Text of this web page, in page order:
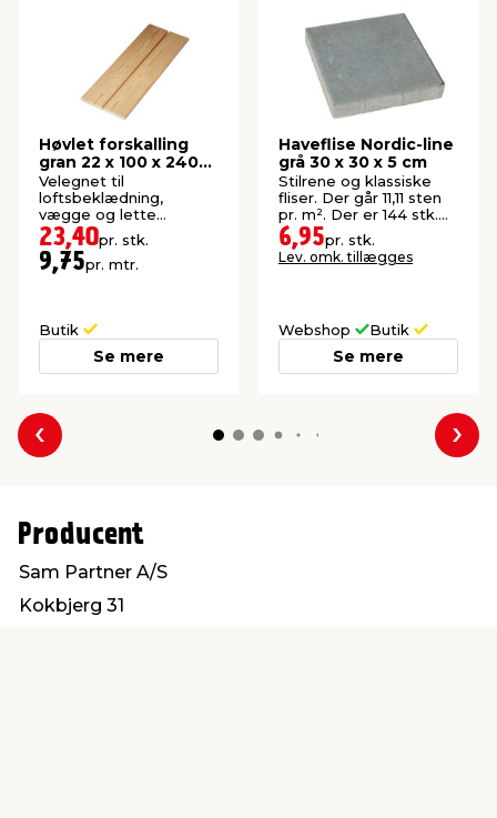
Høvlet forskalling
gran 22 x 100 x 2400
mm
Velegnet til
loftsbeklædning,
vægge og lette
konstruktioner. Høvlet:
21,5 x 95 mm.
23,40pr. stk.
9,75pr. mtr.
Butik
Se mere
Haveflise Nordic-line
grå 30 x 30 x 5 cm
Stilrene og klassiske
fliser. Der går 11,11 sten
pr. m². Der er 144 stk.
pr. palle.
6,95pr. stk.
Lev. omk. tillægges
Webshop Butik
Se mere
Forrige
Producent
Sam Partner A/S
Kokbjerg 31